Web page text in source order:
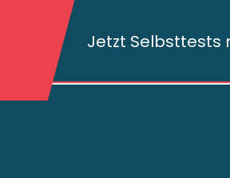
Jetzt Selbsttests